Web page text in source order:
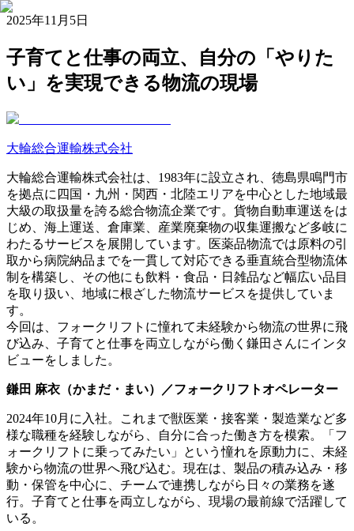
2025年11月5日
子育てと仕事の両立、自分の「やりた
い」を実現できる物流の現場
大輪総合運輸株式会社
大輪総合運輸株式会社は、1983年に設立され、徳島県鳴門市
を拠点に四国・九州・関西・北陸エリアを中心とした地域最
大級の取扱量を誇る総合物流企業です。貨物自動車運送をは
じめ、海上運送、倉庫業、産業廃棄物の収集運搬など多岐に
わたるサービスを展開しています。医薬品物流では原料の引
取から病院納品までを一貫して対応できる垂直統合型物流体
制を構築し、その他にも飲料・食品・日雑品など幅広い品目
を取り扱い、地域に根ざした物流サービスを提供していま
す。
今回は、フォークリフトに憧れて未経験から物流の世界に飛
び込み、子育てと仕事を両立しながら働く鎌田さんにインタ
ビューをしました。
鎌田 麻衣（かまだ・まい）／フォークリフトオペレーター
2024年10月に入社。これまで獣医業・接客業・製造業など多
様な職種を経験しながら、自分に合った働き方を模索。「フ
ォークリフトに乗ってみたい」という憧れを原動力に、未経
験から物流の世界へ飛び込む。現在は、製品の積み込み・移
動・保管を中心に、チームで連携しながら日々の業務を遂
行。子育てと仕事を両立しながら、現場の最前線で活躍して
いる。